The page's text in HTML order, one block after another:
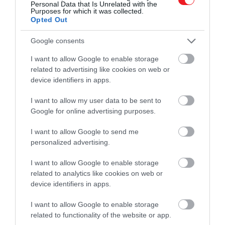
Personal Data that Is Unrelated with the
Purposes for which it was collected.
Opted Out
Google consents
I want to allow Google to enable storage
related to advertising like cookies on web or
device identifiers in apps.
I want to allow my user data to be sent to
Google for online advertising purposes.
I want to allow Google to send me
personalized advertising.
I want to allow Google to enable storage
related to analytics like cookies on web or
device identifiers in apps.
I want to allow Google to enable storage
related to functionality of the website or app.
fotózáshoz: Pentax K-70
Egy utazás során sokszor éjszakába nyúlóan járjuk a